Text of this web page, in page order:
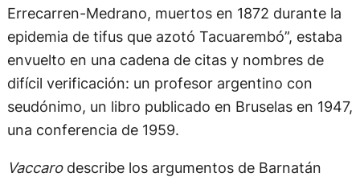
Errecarren-Medrano, muertos en 1872 durante la
epidemia de tifus que azotó Tacuarembó”, estaba
envuelto en una cadena de citas y nombres de
difícil verificación: un profesor argentino con
seudónimo, un libro publicado en Bruselas en 1947,
una conferencia de 1959.
Vaccaro describe los argumentos de Barnatán